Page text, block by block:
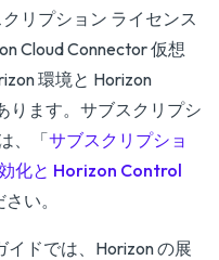
リプション ライセンス
Cloud Connector 仮想
環境と Horizon
ります。サブスクリプシ
、「サブスクリプショ
化と Horizon Control
い。
イドでは、Horizon の展